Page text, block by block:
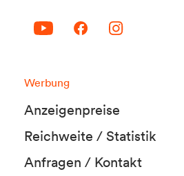
Werbung
Anzeigenpreise
Reichweite / Statistik
Anfragen / Kontakt